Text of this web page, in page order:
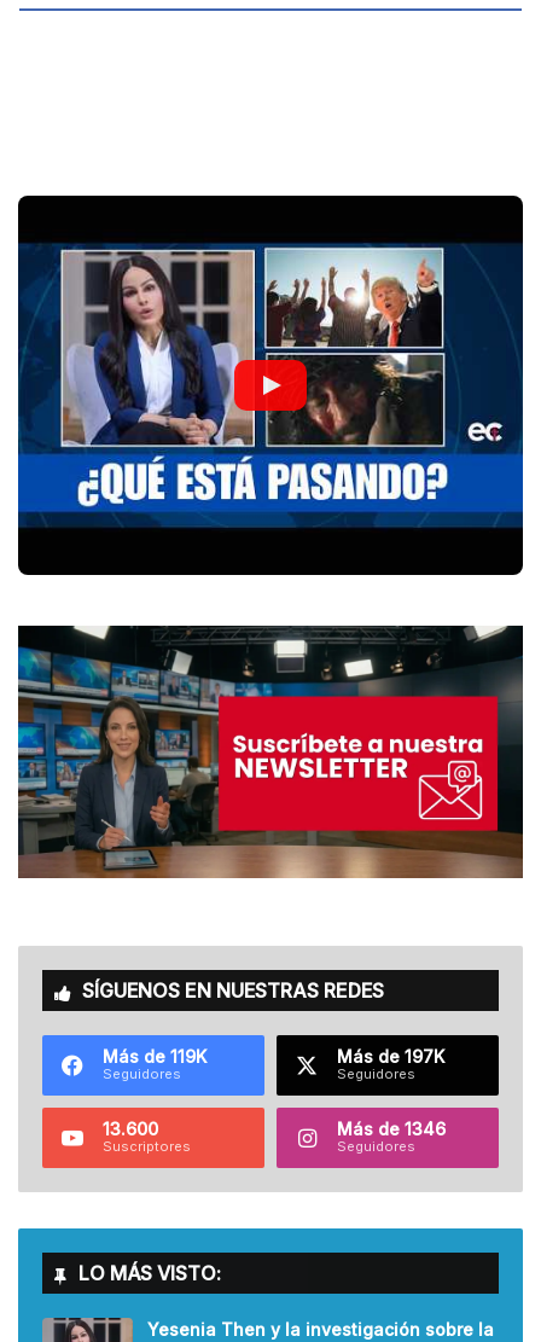
SÍGUENOS EN NUESTRAS REDES
Más de 119K
Seguidores
Más de 197K
Seguidores
13.600
Suscriptores
Más de 1346
Seguidores
LO MÁS VISTO:
Yesenia Then y la investigación sobre la